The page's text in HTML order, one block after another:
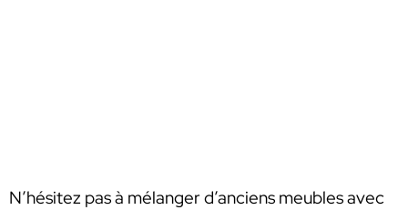
N’hésitez pas à mélanger d’anciens meubles avec